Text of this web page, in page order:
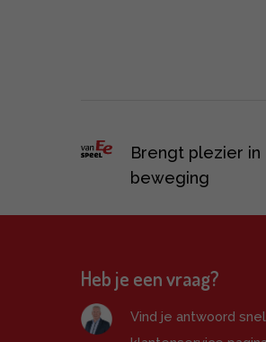
Brengt plezier in
beweging
Heb je een vraag?
Vind je antwoord